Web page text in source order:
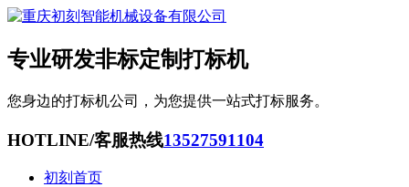
专业研发非标定制打标机
您身边的打标机公司，为您提供一站式打标服务。
HOTLINE/客服热线13527591104
初刻首页